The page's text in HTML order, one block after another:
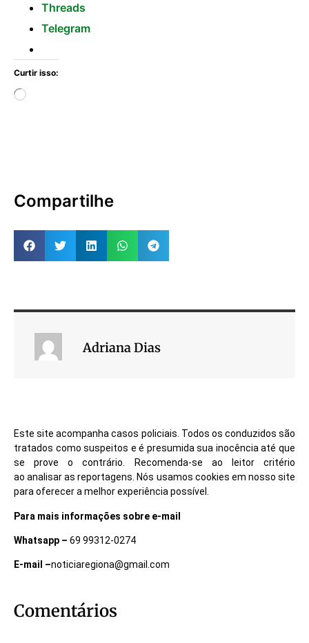
Threads
Telegram
Curtir isso:
Compartilhe
Adriana Dias
Este site acompanha casos policiais. Todos os conduzidos são
tratados como suspeitos e é presumida sua inocência até que
se prove o contrário. Recomenda-se ao leitor critério
ao analisar as reportagens. Nós usamos cookies em nosso site
para oferecer a melhor experiência possível.
Para mais informações sobre e-mail
Whatsapp – 69 99312-0274
E-mail –noticiaregiona@gmail.com
Comentários